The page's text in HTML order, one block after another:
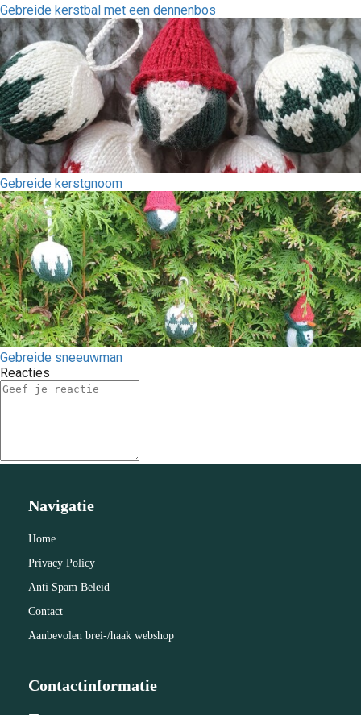
Gebreide kerstbal met een dennenbos
Gebreide kerstgnoom
Gebreide sneeuwman
Reacties
Navigatie
Home
Privacy Policy
Anti Spam Beleid
Contact
Aanbevolen brei-/haak webshop
Contactinformatie